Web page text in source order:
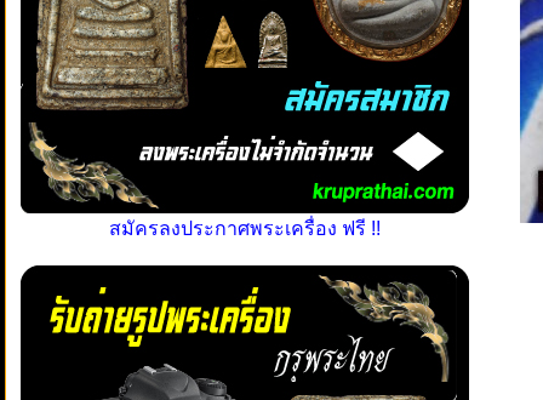
สมัครลงประกาศพระเครื่อง ฟรี !!